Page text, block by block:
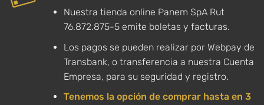
Nuestra tienda online Panem SpA Rut
76.872.875-5 emite boletas y facturas.
Los pagos se pueden realizar por Webpay de
Transbank, o transferencia a nuestra Cuenta
Empresa, para su seguridad y registro.
Tenemos la opción de comprar hasta en 3